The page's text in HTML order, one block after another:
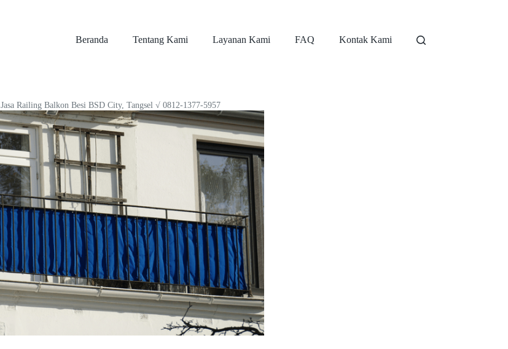
Beranda Tentang Kami Layanan Kami FAQ Kontak Kami
Jasa Railing Balkon Besi BSD City, Tangsel √ 0812-1377-5957